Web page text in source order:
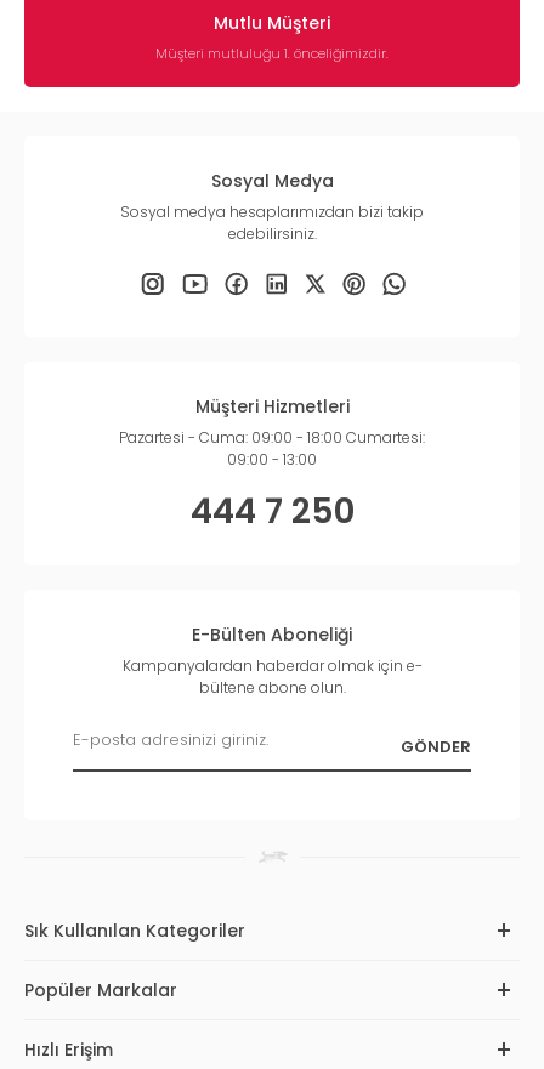
Mutlu Müşteri
Müşteri mutluluğu 1. önceliğimizdir.
Sosyal Medya
Sosyal medya hesaplarımızdan bizi takip
edebilirsiniz.
Müşteri Hizmetleri
Pazartesi - Cuma: 09:00 - 18:00 Cumartesi:
09:00 - 13:00
444 7 250
E-Bülten Aboneliği
Kampanyalardan haberdar olmak için e-
bültene abone olun.
Sık Kullanılan Kategoriler
Popüler Markalar
Hızlı Erişim